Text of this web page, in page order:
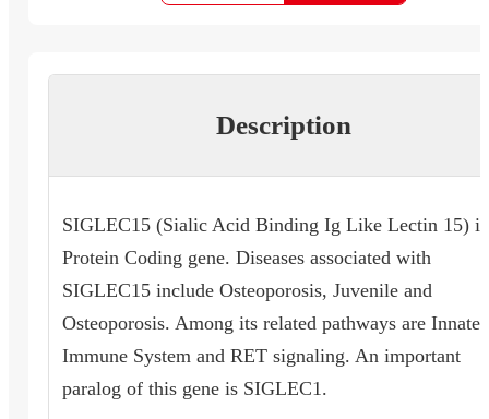
Description
SIGLEC15 (Sialic Acid Binding Ig Like Lectin 15)
Protein Coding gene. Diseases associated with
SIGLEC15 include Osteoporosis, Juvenile and
Osteoporosis. Among its related pathways are Innate
Immune System and RET signaling. An important
paralog of this gene is SIGLEC1.